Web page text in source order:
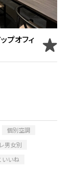
プオフィ
個別空調
男女別
いいね